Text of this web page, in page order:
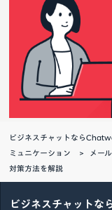
ビジネスチャットなら
ミュニケーション
メー
対策方法を解説
ビジネスチャットな